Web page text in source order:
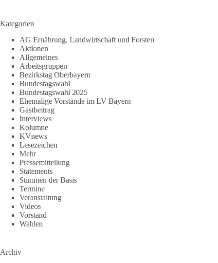
Kategorien
AG Ernährung, Landwirtschaft und Forsten
Aktionen
Allgemeines
Arbeitsgruppen
Bezirkstag Oberbayern
Bundestagswahl
Bundestagswahl 2025
Ehemalige Vorstände im LV Bayern
Gastbeitrag
Interviews
Kolumne
KVnews
Lesezeichen
Mehr
Pressemitteilung
Statements
Stimmen der Basis
Termine
Veranstaltung
Videos
Vorstand
Wahlen
Archiv